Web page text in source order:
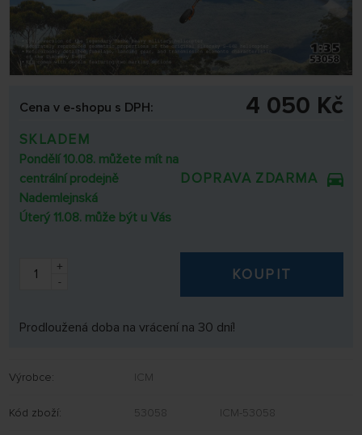
Cena v e-shopu s DPH: 4 050 Kč
SKLADEM
Pondělí 10.08. můžete mít na
centrální prodejně
Nademlejnská
Úterý 11.08. může být u Vás
DOPRAVA ZDARMA
+
-
KOUPIT
Prodloužená doba na vrácení na 30 dní!
Výrobce: ICM
Kód zboží: 53058 ICM-53058